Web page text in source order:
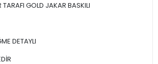
TARAFI GOLD JAKAR BASKILI
DETAYLI